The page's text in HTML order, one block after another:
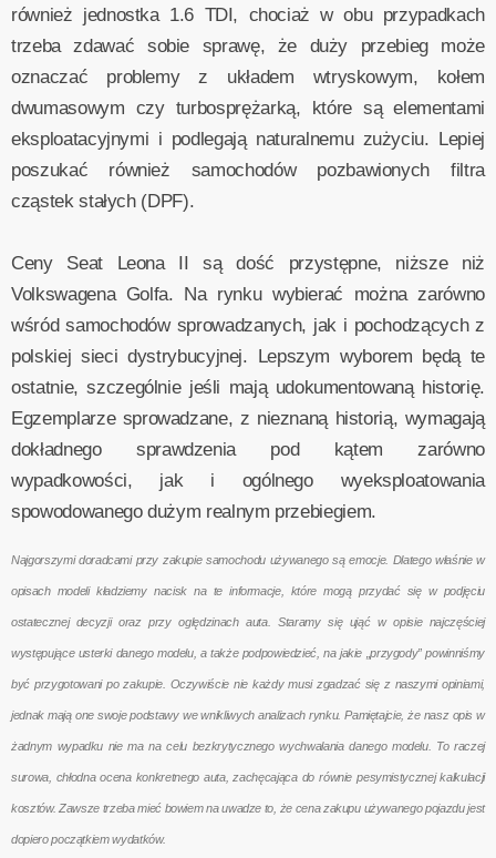
również jednostka 1.6 TDI, chociaż w obu przypadkach
trzeba zdawać sobie sprawę, że duży przebieg może
oznaczać problemy z układem wtryskowym, kołem
dwumasowym czy turbosprężarką, które są elementami
eksploatacyjnymi i podlegają naturalnemu zużyciu. Lepiej
poszukać również samochodów pozbawionych filtra
cząstek stałych (DPF).
Ceny Seat Leona II są dość przystępne, niższe niż
Volkswagena Golfa. Na rynku wybierać można zarówno
wśród samochodów sprowadzanych, jak i pochodzących z
polskiej sieci dystrybucyjnej. Lepszym wyborem będą te
ostatnie, szczególnie jeśli mają udokumentowaną historię.
Egzemplarze sprowadzane, z nieznaną historią, wymagają
dokładnego sprawdzenia pod kątem zarówno
wypadkowości, jak i ogólnego wyeksploatowania
spowodowanego dużym realnym przebiegiem.
Najgorszymi doradcami przy zakupie samochodu używanego są emocje. Dlatego właśnie w
opisach modeli kładziemy nacisk na te informacje, które mogą przydać się w podjęciu
ostatecznej decyzji oraz przy oględzinach auta. Staramy się ująć w opisie najczęściej
występujące usterki danego modelu, a także podpowiedzieć, na jakie „przygody” powinniśmy
być przygotowani po zakupie. Oczywiście nie każdy musi zgadzać się z naszymi opiniami,
jednak mają one swoje podstawy we wnikliwych analizach rynku. Pamiętajcie, że nasz opis w
żadnym wypadku nie ma na celu bezkrytycznego wychwalania danego modelu. To raczej
surowa, chłodna ocena konkretnego auta, zachęcająca do równie pesymistycznej kalkulacji
kosztów. Zawsze trzeba mieć bowiem na uwadze to, że cena zakupu używanego pojazdu jest
dopiero początkiem wydatków.